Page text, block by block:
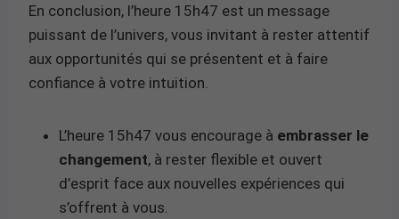
En conclusion, l’heure 15h47 est un message
puissant de l’univers, vous invitant à rester attentif
aux opportunités qui se présentent et à faire
confiance à votre intuition.
L’heure 15h47 vous encourage à embrasser le
changement, à rester flexible et ouvert
d’esprit face aux nouvelles expériences qui
s’offrent à vous.